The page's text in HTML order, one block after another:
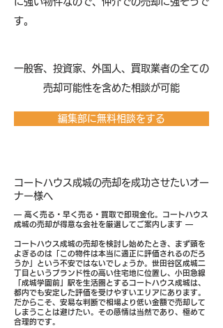
す。
​一般客、投資家、外国人、買取業者の全ての
売却可能性を含めた相談が可能
編集部に無料相談をする
コートハウス成城の売却を成功させたいオー
ナー様へ
― 高く売る・早く売る・買取で即現金化。コートハウス
成城の売却が得意な会社を厳選してご案内します ―
コートハウス成城の売却を検討し始めたとき、まず頭を
よぎるのは「この物件は本当に適正に評価されるのだろ
うか」という不安ではないでしょうか。世田谷区成城二
丁目というブランド性の高い住宅地に位置し、小田急線
「成城学園前」駅を生活圏とするコートハウス成城は、
都内でも安定した評価を受けやすいエリアにあります。
だからこそ、安易な判断で相場より低い金額で売却して
しまうことは避けたい。その感情は当然であり、極めて
合理的です。